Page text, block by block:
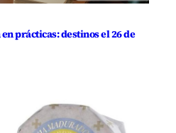
prácticas: destinos el 26 de